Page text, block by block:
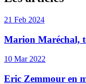
21 Feb 2024
Marion Maréchal,
10 Mar 2022
Eric Zemmour en